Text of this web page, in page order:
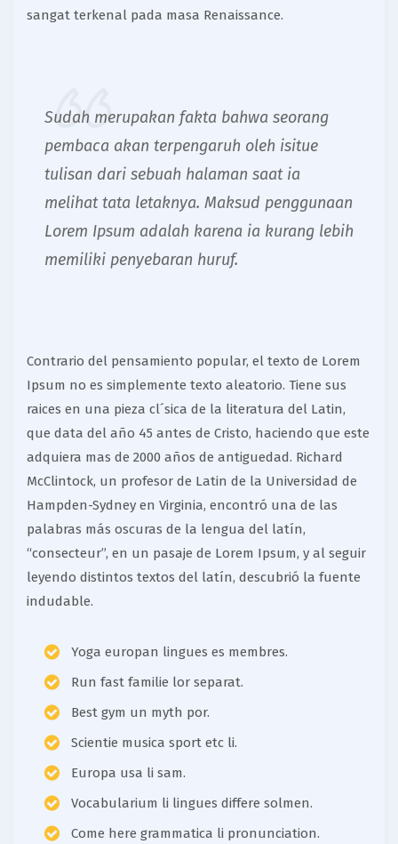
sangat terkenal pada masa Renaissance.
Sudah merupakan fakta bahwa seorang
pembaca akan terpengaruh oleh isitue
tulisan dari sebuah halaman saat ia
melihat tata letaknya. Maksud penggunaan
Lorem Ipsum adalah karena ia kurang lebih
memiliki penyebaran huruf.
Contrario del pensamiento popular, el texto de Lorem
Ipsum no es simplemente texto aleatorio. Tiene sus
raices en una pieza cl´sica de la literatura del Latin,
que data del año 45 antes de Cristo, haciendo que este
adquiera mas de 2000 años de antiguedad. Richard
McClintock, un profesor de Latin de la Universidad de
Hampden-Sydney en Virginia, encontró una de las
palabras más oscuras de la lengua del latín,
“consecteur”, en un pasaje de Lorem Ipsum, y al seguir
leyendo distintos textos del latín, descubrió la fuente
indudable.
Yoga europan lingues es membres.
Run fast familie lor separat.
Best gym un myth por.
Scientie musica sport etc li.
Europa usa li sam.
Vocabularium li lingues differe solmen.
Come here grammatica li pronunciation.